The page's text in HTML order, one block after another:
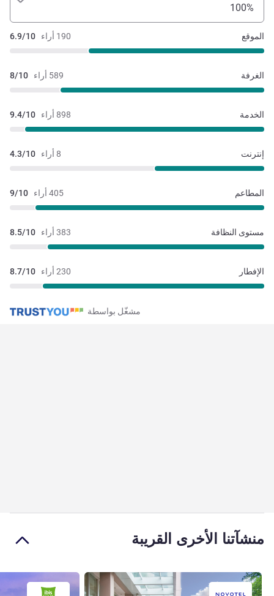
100%
190 أراء 6.9/10 الموقع
589 أراء 8/10 الغرفة
898 أراء 9.4/10 الخدمة
8 أراء 4.3/10 إنترنت
405 أراء 9/10 المطاعم
383 أراء 8.5/10 مستوى النظافة
230 أراء 8.7/10 الإفطار
مشغّل بواسطة
منشآتنا الأخرى القريبة